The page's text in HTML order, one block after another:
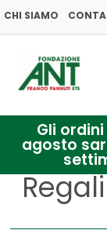
Vai
al
contenuto
CHI SIAMO
Gli
agosto
Regali